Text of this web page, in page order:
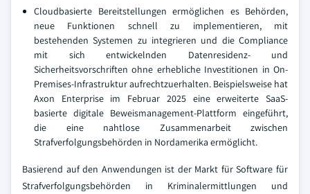
Cloudbasierte Bereitstellungen ermöglichen es Behörden,
neue Funktionen schnell zu implementieren, mit
bestehenden Systemen zu integrieren und die Compliance
mit sich entwickelnden Datenresidenz- und
Sicherheitsvorschriften ohne erhebliche Investitionen in On-
Premises-Infrastruktur aufrechtzuerhalten. Beispielsweise hat
Axon Enterprise im Februar 2025 eine erweiterte SaaS-
basierte digitale Beweismanagement-Plattform eingeführt,
die eine nahtlose Zusammenarbeit zwischen
Strafverfolgungsbehörden in Nordamerika ermöglicht.
Basierend auf den Anwendungen ist der Markt für Software für
Strafverfolgungsbehörden in Kriminalermittlungen und